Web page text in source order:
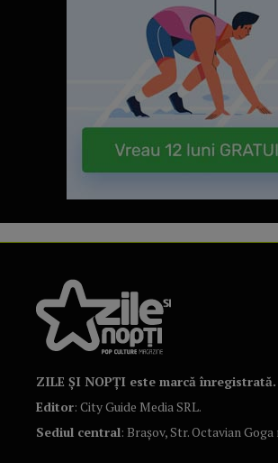
ZILE ȘI NOPȚI este marcă înregistrată.
Editor: City Guide Media SRL.
Sediul central: Brașov, Str. Octavian Goga